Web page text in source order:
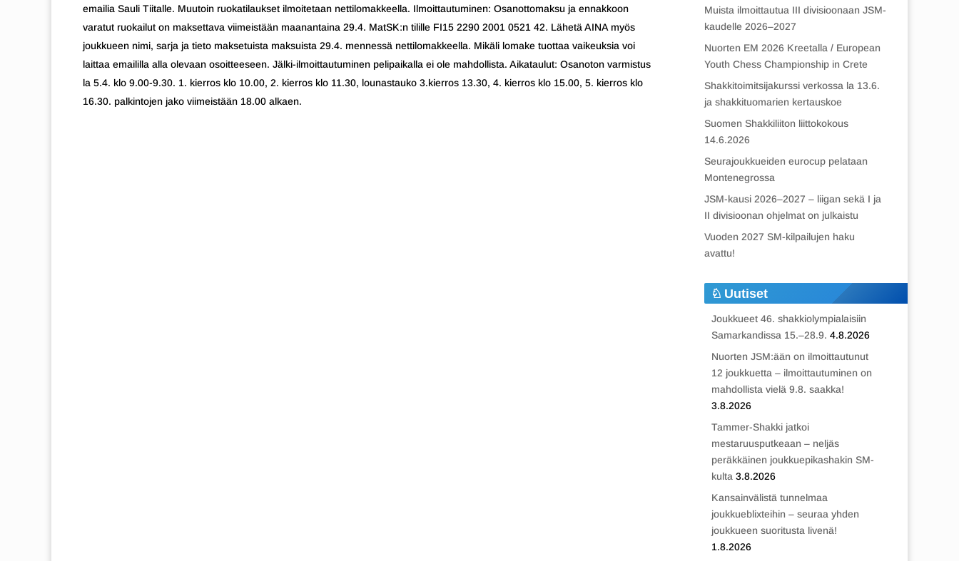
emailia Sauli Tiitalle. Muutoin ruokatilaukset ilmoitetaan nettilomakkeella. Ilmoittautuminen: Osanottomaksu ja ennakkoon
varatut ruokailut on maksettava viimeistään maanantaina 29.4. MatSK:n tilille FI15 2290 2001 0521 42. Lähetä AINA myös
joukkueen nimi, sarja ja tieto maksetuista maksuista 29.4. mennessä nettilomakkeella. Mikäli lomake tuottaa vaikeuksia voi
laittaa emaililla alla olevaan osoitteeseen. Jälki-ilmoittautuminen pelipaikalla ei ole mahdollista. Aikataulut: Osanoton varmistus
la 5.4. klo 9.00-9.30. 1. kierros klo 10.00, 2. kierros klo 11.30, lounastauko 3.kierros 13.30, 4. kierros klo 15.00, 5. kierros klo
16.30. palkintojen jako viimeistään 18.00 alkaen.
Muista ilmoittautua III divisioonaan JSM-
kaudelle 2026–2027
Nuorten EM 2026 Kreetalla / European
Youth Chess Championship in Crete
Shakkitoimitsijakurssi verkossa la 13.6.
ja shakkituomarien kertauskoe
Suomen Shakkiliiton liittokokous
14.6.2026
Seurajoukkueiden eurocup pelataan
Montenegrossa
JSM-kausi 2026–2027 – liigan sekä I ja
II divisioonan ohjelmat on julkaistu
Vuoden 2027 SM-kilpailujen haku
avattu!
Uutiset
Joukkueet 46. shakkiolympialaisiin
Samarkandissa 15.–28.9. 4.8.2026
Nuorten JSM:ään on ilmoittautunut
12 joukkuetta – ilmoittautuminen on
mahdollista vielä 9.8. saakka!
3.8.2026
Tammer-Shakki jatkoi
mestaruusputkeaan – neljäs
peräkkäinen joukkuepikashakin SM-
kulta 3.8.2026
Kansainvälistä tunnelmaa
joukkueblixteihin – seuraa yhden
joukkueen suoritusta livenä!
1.8.2026